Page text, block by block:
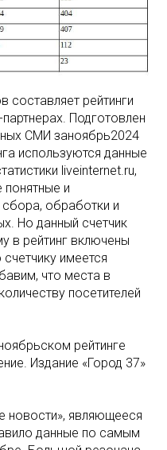
составляет рейтинги
Подготовлен
СМИ заноябрь2024
используются данные
liveinternet.ru,
и
обработки и
Но данный счетчик
в рейтинг включены
имеется
что места в
посетителей
рейтинге
Издание «Город 37»
новости», являющееся
данные по самым